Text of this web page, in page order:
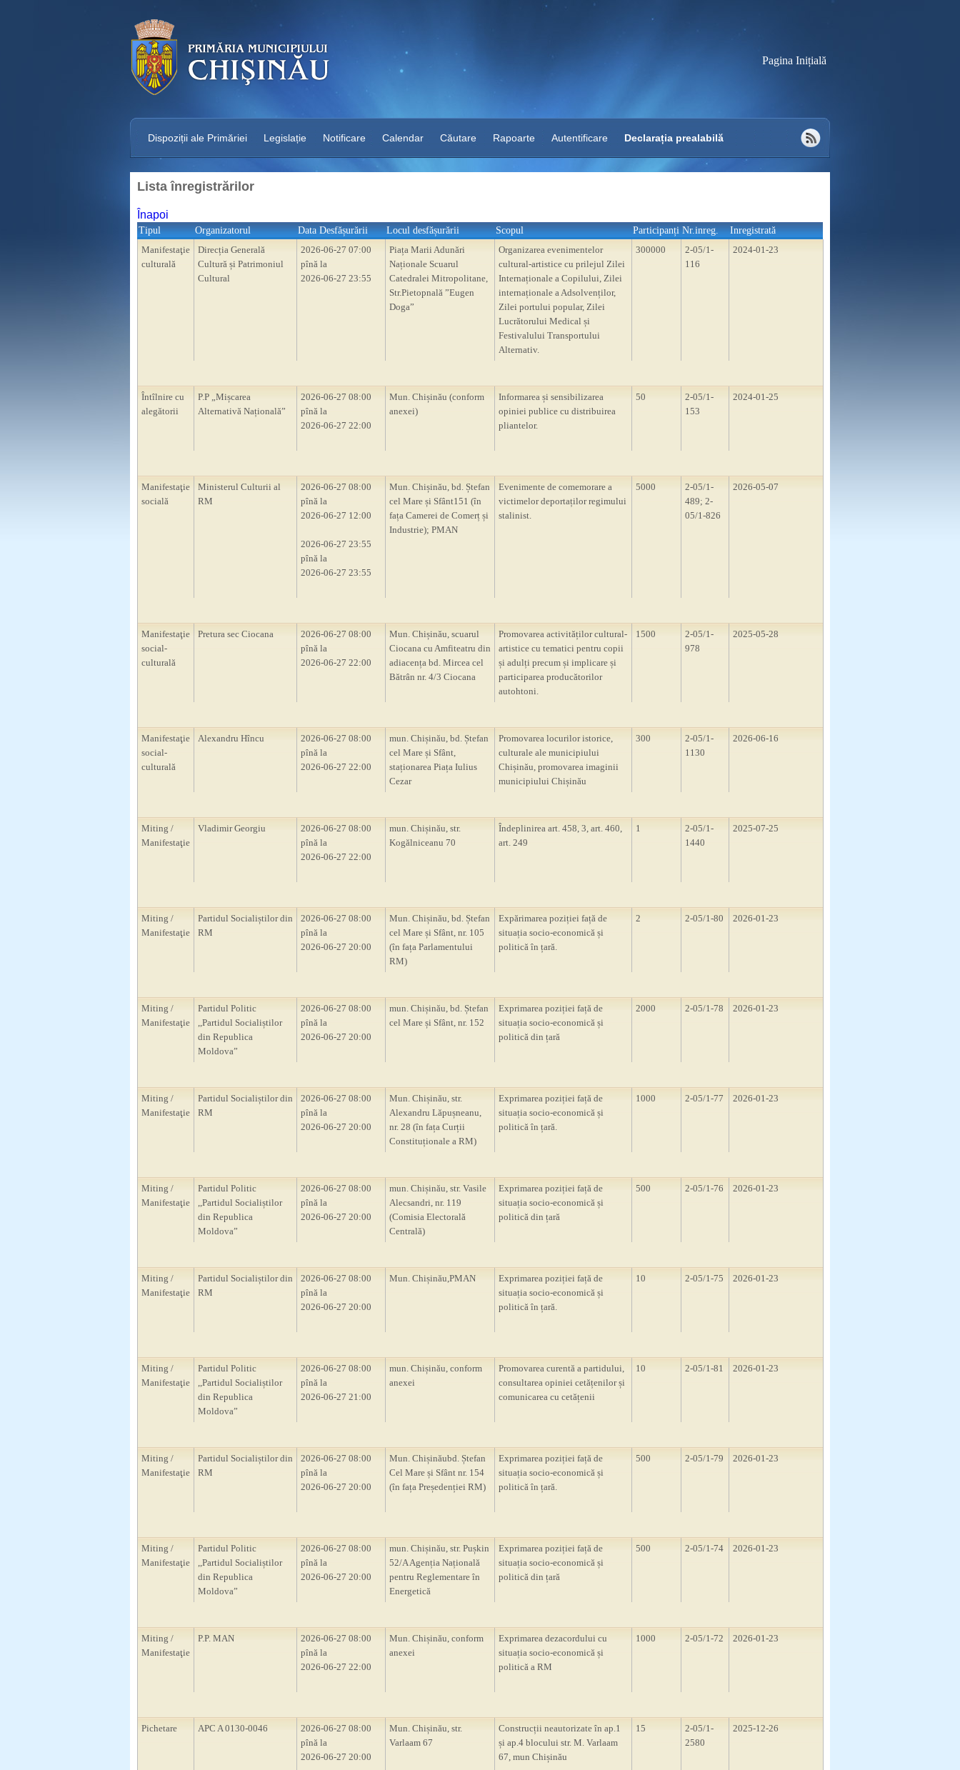
Pagina Inițială
Dispoziții ale Primăriei Legislație Notificare Calendar Căutare Rapoarte Autentificare Declarația prealabilă
Lista înregistrărilor
Înapoi
Tipul Organizatorul Data Desfășurării Locul desfășurării Scopul Participanți Nr.inreg.
Inregistrată
Manifestaţie
culturală
Direcția Generală
Cultură și Patrimoniul
Cultural
2026-06-27 07:00
pînă la
2026-06-27 23:55
Piața Marii Adunări
Naționale Scuarul
Catedralei Mitropolitane,
Str.Pietopnală ”Eugen
Doga”
Organizarea evenimentelor
cultural-artistice cu prilejul Zilei
Internaționale a Copilului, Zilei
internaționale a Adsolvenților,
Zilei portului popular, Zilei
Lucrătorului Medical și
Festivalului Transportului
Alternativ.
300000
2-05/1-
116
2024-01-23
Întîlnire cu
alegătorii
P.P „Mișcarea
Alternativă Națională”
2026-06-27 08:00
pînă la
2026-06-27 22:00
Mun. Chișinău (conform
anexei)
Informarea și sensibilizarea
opiniei publice cu distribuirea
pliantelor.
50
2-05/1-
153
2024-01-25
Manifestaţie
socială
Ministerul Culturii al
RM
2026-06-27 08:00
pînă la
2026-06-27 12:00
2026-06-27 23:55
pînă la
2026-06-27 23:55
Mun. Chișinău, bd. Ștefan
cel Mare și Sfânt151 (în
fața Camerei de Comerț și
Industrie); PMAN
Evenimente de comemorare a
victimelor deportaților regimului
stalinist.
5000
2-05/1-
489; 2-
05/1-826
2026-05-07
Manifestaţie
social-
culturală
Pretura sec Ciocana
2026-06-27 08:00
pînă la
2026-06-27 22:00
Mun. Chișinău, scuarul
Ciocana cu Amfiteatru din
adiacența bd. Mircea cel
Bătrân nr. 4/3 Ciocana
Promovarea activităților cultural-
artistice cu tematici pentru copii
și adulți precum și implicare și
participarea producătorilor
autohtoni.
1500
2-05/1-
978
2025-05-28
Manifestaţie
social-
culturală
Alexandru Hîncu
2026-06-27 08:00
pînă la
2026-06-27 22:00
mun. Chișinău, bd. Ștefan
cel Mare și Sfânt,
staționarea Piața Iulius
Cezar
Promovarea locurilor istorice,
culturale ale municipiului
Chișinău, promovarea imaginii
municipiului Chișinău
300
2-05/1-
1130
2026-06-16
Miting /
Manifestaţie
Vladimir Georgiu
2026-06-27 08:00
pînă la
2026-06-27 22:00
mun. Chișinău, str.
Kogălniceanu 70
Îndeplinirea art. 458, 3, art. 460,
art. 249
1
2-05/1-
1440
2025-07-25
Miting /
Manifestaţie
Partidul Socialiștilor din
RM
2026-06-27 08:00
pînă la
2026-06-27 20:00
Mun. Chișinău, bd. Ștefan
cel Mare și Sfânt, nr. 105
(în fața Parlamentului
RM)
Expărimarea poziției față de
situația socio-economică și
politică în țară.
2 2-05/1-80 2026-01-23
Miting /
Manifestaţie
Partidul Politic
,,Partidul Socialiștilor
din Republica
Moldova”
2026-06-27 08:00
pînă la
2026-06-27 20:00
mun. Chișinău, bd. Ștefan
cel Mare și Sfânt, nr. 152
Exprimarea poziției față de
situația socio-economică și
politică din țară
2000 2-05/1-78 2026-01-23
Miting /
Manifestaţie
Partidul Socialiștilor din
RM
2026-06-27 08:00
pînă la
2026-06-27 20:00
Mun. Chișinău, str.
Alexandru Lăpușneanu,
nr. 28 (în fața Curții
Constituționale a RM)
Exprimarea poziției față de
situația socio-economică și
politică în țară.
1000 2-05/1-77 2026-01-23
Miting /
Manifestaţie
Partidul Politic
,,Partidul Socialiștilor
din Republica
Moldova”
2026-06-27 08:00
pînă la
2026-06-27 20:00
mun. Chișinău, str. Vasile
Alecsandri, nr. 119
(Comisia Electorală
Centrală)
Exprimarea poziției față de
situația socio-economică și
politică din țară
500 2-05/1-76 2026-01-23
Miting /
Manifestaţie
Partidul Socialiștilor din
RM
2026-06-27 08:00
pînă la
2026-06-27 20:00
Mun. Chișinău,PMAN
Exprimarea poziției față de
situația socio-economică și
politică în țară.
10 2-05/1-75 2026-01-23
Miting /
Manifestaţie
Partidul Politic
,,Partidul Socialiștilor
din Republica
Moldova”
2026-06-27 08:00
pînă la
2026-06-27 21:00
mun. Chișinău, conform
anexei
Promovarea curentă a partidului,
consultarea opiniei cetățenilor și
comunicarea cu cetățenii
10 2-05/1-81 2026-01-23
Miting /
Manifestaţie
Partidul Socialiștilor din
RM
2026-06-27 08:00
pînă la
2026-06-27 20:00
Mun. Chișinăubd. Ștefan
Cel Mare și Sfânt nr. 154
(în fața Președenției RM)
Exprimarea poziției față de
situația socio-economică și
politică în țară.
500 2-05/1-79 2026-01-23
Miting /
Manifestaţie
Partidul Politic
,,Partidul Socialiștilor
din Republica
Moldova”
2026-06-27 08:00
pînă la
2026-06-27 20:00
mun. Chișinău, str. Pușkin
52/A Agenția Națională
pentru Reglementare în
Energetică
Exprimarea poziției față de
situația socio-economică și
politică din țară
500 2-05/1-74 2026-01-23
Miting /
Manifestaţie
P.P. MAN
2026-06-27 08:00
pînă la
2026-06-27 22:00
Mun. Chișinău, conform
anexei
Exprimarea dezacordului cu
situația socio-economică și
politică a RM
1000 2-05/1-72 2026-01-23
Pichetare APC A 0130-0046
2026-06-27 08:00
pînă la
2026-06-27 20:00
Mun. Chișinău, str.
Varlaam 67
Construcții neautorizate în ap.1
și ap.4 blocului str. M. Varlaam
67, mun Chișinău
15
2-05/1-
2580
2025-12-26